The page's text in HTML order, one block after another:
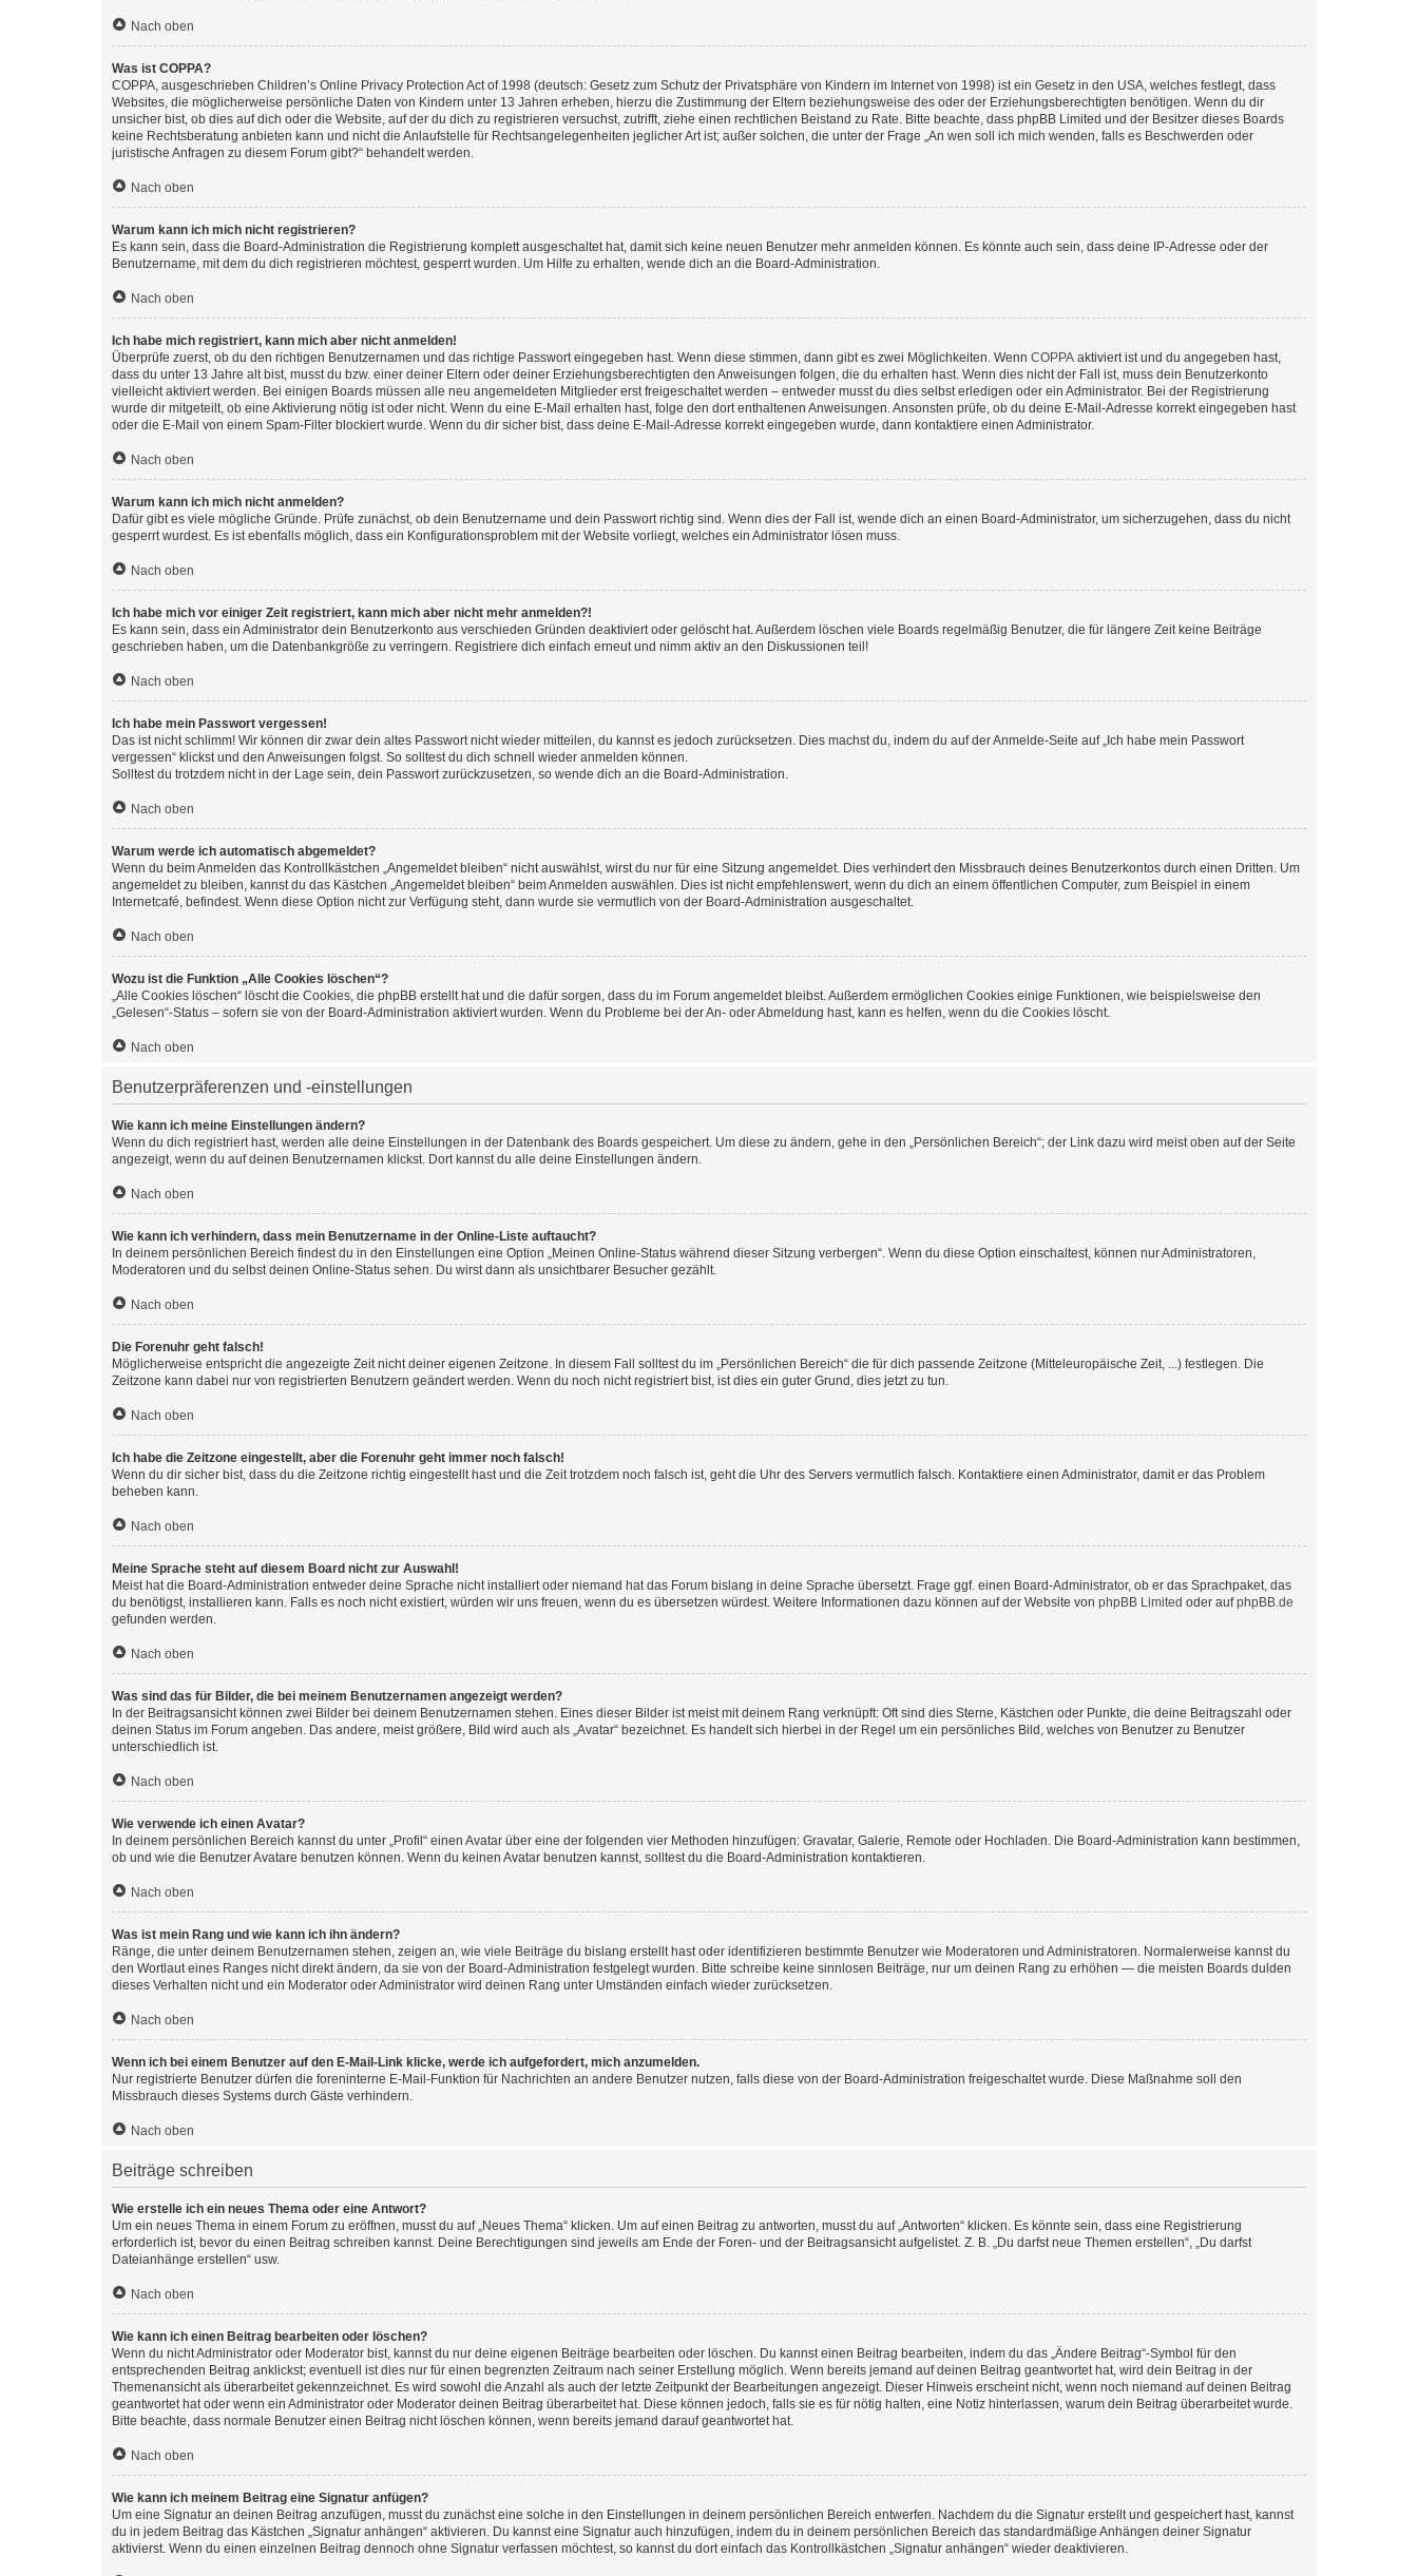
Nach oben
Was ist COPPA?
COPPA, ausgeschrieben Children’s Online Privacy Protection Act of 1998 (deutsch: Gesetz zum Schutz der Privatsphäre von Kindern im Internet von 1998) ist ein Gesetz in den USA, welches festlegt, dass
Websites, die möglicherweise persönliche Daten von Kindern unter 13 Jahren erheben, hierzu die Zustimmung der Eltern beziehungsweise des oder der Erziehungsberechtigten benötigen. Wenn du dir
unsicher bist, ob dies auf dich oder die Website, auf der du dich zu registrieren versuchst, zutrifft, ziehe einen rechtlichen Beistand zu Rate. Bitte beachte, dass phpBB Limited und der Besitzer dieses Boards
keine Rechtsberatung anbieten kann und nicht die Anlaufstelle für Rechtsangelegenheiten jeglicher Art ist; außer solchen, die unter der Frage „An wen soll ich mich wenden, falls es Beschwerden oder
juristische Anfragen zu diesem Forum gibt?“ behandelt werden.
Nach oben
Warum kann ich mich nicht registrieren?
Es kann sein, dass die Board-Administration die Registrierung komplett ausgeschaltet hat, damit sich keine neuen Benutzer mehr anmelden können. Es könnte auch sein, dass deine IP-Adresse oder der
Benutzername, mit dem du dich registrieren möchtest, gesperrt wurden. Um Hilfe zu erhalten, wende dich an die Board-Administration.
Nach oben
Ich habe mich registriert, kann mich aber nicht anmelden!
Überprüfe zuerst, ob du den richtigen Benutzernamen und das richtige Passwort eingegeben hast. Wenn diese stimmen, dann gibt es zwei Möglichkeiten. Wenn COPPA aktiviert ist und du angegeben hast,
dass du unter 13 Jahre alt bist, musst du bzw. einer deiner Eltern oder deiner Erziehungsberechtigten den Anweisungen folgen, die du erhalten hast. Wenn dies nicht der Fall ist, muss dein Benutzerkonto
vielleicht aktiviert werden. Bei einigen Boards müssen alle neu angemeldeten Mitglieder erst freigeschaltet werden – entweder musst du dies selbst erledigen oder ein Administrator. Bei der Registrierung
wurde dir mitgeteilt, ob eine Aktivierung nötig ist oder nicht. Wenn du eine E-Mail erhalten hast, folge den dort enthaltenen Anweisungen. Ansonsten prüfe, ob du deine E-Mail-Adresse korrekt eingegeben hast
oder die E-Mail von einem Spam-Filter blockiert wurde. Wenn du dir sicher bist, dass deine E-Mail-Adresse korrekt eingegeben wurde, dann kontaktiere einen Administrator.
Nach oben
Warum kann ich mich nicht anmelden?
Dafür gibt es viele mögliche Gründe. Prüfe zunächst, ob dein Benutzername und dein Passwort richtig sind. Wenn dies der Fall ist, wende dich an einen Board-Administrator, um sicherzugehen, dass du nicht
gesperrt wurdest. Es ist ebenfalls möglich, dass ein Konfigurationsproblem mit der Website vorliegt, welches ein Administrator lösen muss.
Nach oben
Ich habe mich vor einiger Zeit registriert, kann mich aber nicht mehr anmelden?!
Es kann sein, dass ein Administrator dein Benutzerkonto aus verschieden Gründen deaktiviert oder gelöscht hat. Außerdem löschen viele Boards regelmäßig Benutzer, die für längere Zeit keine Beiträge
geschrieben haben, um die Datenbankgröße zu verringern. Registriere dich einfach erneut und nimm aktiv an den Diskussionen teil!
Nach oben
Ich habe mein Passwort vergessen!
Das ist nicht schlimm! Wir können dir zwar dein altes Passwort nicht wieder mitteilen, du kannst es jedoch zurücksetzen. Dies machst du, indem du auf der Anmelde-Seite auf „Ich habe mein Passwort
vergessen“ klickst und den Anweisungen folgst. So solltest du dich schnell wieder anmelden können.
Solltest du trotzdem nicht in der Lage sein, dein Passwort zurückzusetzen, so wende dich an die Board-Administration.
Nach oben
Warum werde ich automatisch abgemeldet?
Wenn du beim Anmelden das Kontrollkästchen „Angemeldet bleiben“ nicht auswählst, wirst du nur für eine Sitzung angemeldet. Dies verhindert den Missbrauch deines Benutzerkontos durch einen Dritten. Um
angemeldet zu bleiben, kannst du das Kästchen „Angemeldet bleiben“ beim Anmelden auswählen. Dies ist nicht empfehlenswert, wenn du dich an einem öffentlichen Computer, zum Beispiel in einem
Internetcafé, befindest. Wenn diese Option nicht zur Verfügung steht, dann wurde sie vermutlich von der Board-Administration ausgeschaltet.
Nach oben
Wozu ist die Funktion „Alle Cookies löschen“?
„Alle Cookies löschen“ löscht die Cookies, die phpBB erstellt hat und die dafür sorgen, dass du im Forum angemeldet bleibst. Außerdem ermöglichen Cookies einige Funktionen, wie beispielsweise den
„Gelesen“-Status – sofern sie von der Board-Administration aktiviert wurden. Wenn du Probleme bei der An- oder Abmeldung hast, kann es helfen, wenn du die Cookies löscht.
Nach oben
Benutzerpräferenzen und -einstellungen
Wie kann ich meine Einstellungen ändern?
Wenn du dich registriert hast, werden alle deine Einstellungen in der Datenbank des Boards gespeichert. Um diese zu ändern, gehe in den „Persönlichen Bereich“; der Link dazu wird meist oben auf der Seite
angezeigt, wenn du auf deinen Benutzernamen klickst. Dort kannst du alle deine Einstellungen ändern.
Nach oben
Wie kann ich verhindern, dass mein Benutzername in der Online-Liste auftaucht?
In deinem persönlichen Bereich findest du in den Einstellungen eine Option „Meinen Online-Status während dieser Sitzung verbergen“. Wenn du diese Option einschaltest, können nur Administratoren,
Moderatoren und du selbst deinen Online-Status sehen. Du wirst dann als unsichtbarer Besucher gezählt.
Nach oben
Die Forenuhr geht falsch!
Möglicherweise entspricht die angezeigte Zeit nicht deiner eigenen Zeitzone. In diesem Fall solltest du im „Persönlichen Bereich“ die für dich passende Zeitzone (Mitteleuropäische Zeit, ...) festlegen. Die
Zeitzone kann dabei nur von registrierten Benutzern geändert werden. Wenn du noch nicht registriert bist, ist dies ein guter Grund, dies jetzt zu tun.
Nach oben
Ich habe die Zeitzone eingestellt, aber die Forenuhr geht immer noch falsch!
Wenn du dir sicher bist, dass du die Zeitzone richtig eingestellt hast und die Zeit trotzdem noch falsch ist, geht die Uhr des Servers vermutlich falsch. Kontaktiere einen Administrator, damit er das Problem
beheben kann.
Nach oben
Meine Sprache steht auf diesem Board nicht zur Auswahl!
Meist hat die Board-Administration entweder deine Sprache nicht installiert oder niemand hat das Forum bislang in deine Sprache übersetzt. Frage ggf. einen Board-Administrator, ob er das Sprachpaket, das
du benötigst, installieren kann. Falls es noch nicht existiert, würden wir uns freuen, wenn du es übersetzen würdest. Weitere Informationen dazu können auf der Website von phpBB Limited oder aufphpBB.de
gefunden werden.
Nach oben
Was sind das für Bilder, die bei meinem Benutzernamen angezeigt werden?
In der Beitragsansicht können zwei Bilder bei deinem Benutzernamen stehen. Eines dieser Bilder ist meist mit deinem Rang verknüpft: Oft sind dies Sterne, Kästchen oder Punkte, die deine Beitragszahl oder
deinen Status im Forum angeben. Das andere, meist größere, Bild wird auch als „Avatar“ bezeichnet. Es handelt sich hierbei in der Regel um ein persönliches Bild, welches von Benutzer zu Benutzer
unterschiedlich ist.
Nach oben
Wie verwende ich einen Avatar?
In deinem persönlichen Bereich kannst du unter „Profil“ einen Avatar über eine der folgenden vier Methoden hinzufügen: Gravatar, Galerie, Remote oder Hochladen. Die Board-Administration kann bestimmen,
ob und wie die Benutzer Avatare benutzen können. Wenn du keinen Avatar benutzen kannst, solltest du die Board-Administration kontaktieren.
Nach oben
Was ist mein Rang und wie kann ich ihn ändern?
Ränge, die unter deinem Benutzernamen stehen, zeigen an, wie viele Beiträge du bislang erstellt hast oder identifizieren bestimmte Benutzer wie Moderatoren und Administratoren. Normalerweise kannst du
den Wortlaut eines Ranges nicht direkt ändern, da sie von der Board-Administration festgelegt wurden. Bitte schreibe keine sinnlosen Beiträge, nur um deinen Rang zu erhöhen — die meisten Boards dulden
dieses Verhalten nicht und ein Moderator oder Administrator wird deinen Rang unter Umständen einfach wieder zurücksetzen.
Nach oben
Wenn ich bei einem Benutzer auf den E-Mail-Link klicke, werde ich aufgefordert, mich anzumelden.
Nur registrierte Benutzer dürfen die foreninterne E-Mail-Funktion für Nachrichten an andere Benutzer nutzen, falls diese von der Board-Administration freigeschaltet wurde. Diese Maßnahme soll den
Missbrauch dieses Systems durch Gäste verhindern.
Nach oben
Beiträge schreiben
Wie erstelle ich ein neues Thema oder eine Antwort?
Um ein neues Thema in einem Forum zu eröffnen, musst du auf „Neues Thema“ klicken. Um auf einen Beitrag zu antworten, musst du auf „Antworten“ klicken. Es könnte sein, dass eine Registrierung
erforderlich ist, bevor du einen Beitrag schreiben kannst. Deine Berechtigungen sind jeweils am Ende der Foren- und der Beitragsansicht aufgelistet. Z. B. „Du darfst neue Themen erstellen“, „Du darfst
Dateianhänge erstellen“ usw.
Nach oben
Wie kann ich einen Beitrag bearbeiten oder löschen?
Wenn du nicht Administrator oder Moderator bist, kannst du nur deine eigenen Beiträge bearbeiten oder löschen. Du kannst einen Beitrag bearbeiten, indem du das „Ändere Beitrag“-Symbol für den
entsprechenden Beitrag anklickst; eventuell ist dies nur für einen begrenzten Zeitraum nach seiner Erstellung möglich. Wenn bereits jemand auf deinen Beitrag geantwortet hat, wird dein Beitrag in der
Themenansicht als überarbeitet gekennzeichnet. Es wird sowohl die Anzahl als auch der letzte Zeitpunkt der Bearbeitungen angezeigt. Dieser Hinweis erscheint nicht, wenn noch niemand auf deinen Beitrag
geantwortet hat oder wenn ein Administrator oder Moderator deinen Beitrag überarbeitet hat. Diese können jedoch, falls sie es für nötig halten, eine Notiz hinterlassen, warum dein Beitrag überarbeitet wurde.
Bitte beachte, dass normale Benutzer einen Beitrag nicht löschen können, wenn bereits jemand darauf geantwortet hat.
Nach oben
Wie kann ich meinem Beitrag eine Signatur anfügen?
Um eine Signatur an deinen Beitrag anzufügen, musst du zunächst eine solche in den Einstellungen in deinem persönlichen Bereich entwerfen. Nachdem du die Signatur erstellt und gespeichert hast, kannst
du in jedem Beitrag das Kästchen „Signatur anhängen“ aktivieren. Du kannst eine Signatur auch hinzufügen, indem du in deinem persönlichen Bereich das standardmäßige Anhängen deiner Signatur
aktivierst. Wenn du einen einzelnen Beitrag dennoch ohne Signatur verfassen möchtest, so kannst du dort einfach das Kontrollkästchen „Signatur anhängen“ wieder deaktivieren.